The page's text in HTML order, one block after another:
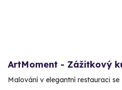
ArtMoment - Zážitkový
Malování v elegantní restauraci se